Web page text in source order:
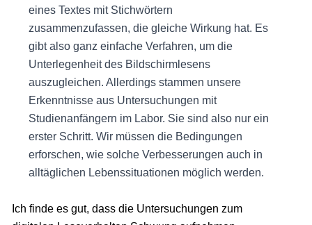
eines Textes mit Stichwörtern
zusammenzufassen, die gleiche Wirkung hat. Es
gibt also ganz einfache Verfahren, um die
Unterlegenheit des Bildschirmlesens
auszugleichen. Allerdings stammen unsere
Erkenntnisse aus Untersuchungen mit
Studienanfängern im Labor. Sie sind also nur ein
erster Schritt. Wir müssen die Bedingungen
erforschen, wie solche Verbesserungen auch in
alltäglichen Lebenssituationen möglich werden.
Ich finde es gut, dass die Untersuchungen zum